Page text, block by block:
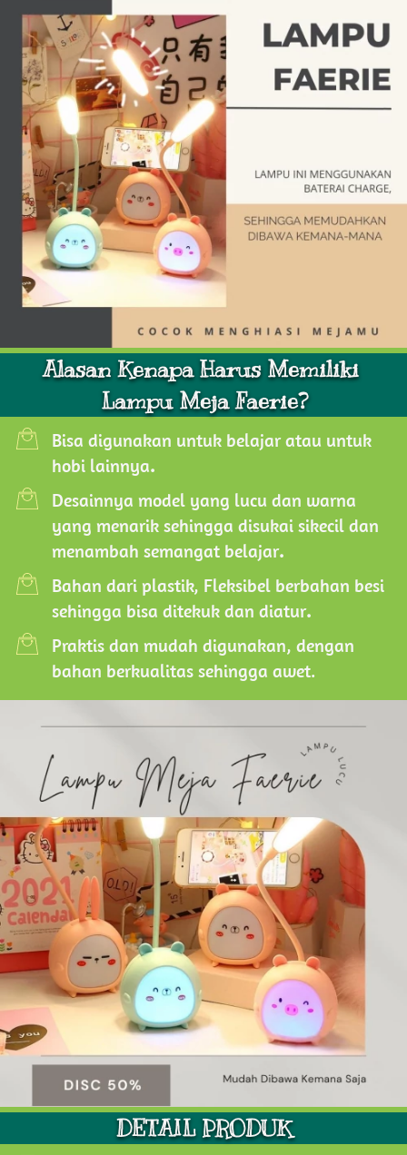
Alasan Kenapa Harus Memiliki
Lampu Meja Faerie?
Bisa digunakan untuk belajar atau untuk
hobi lainnya.
Desainnya model yang lucu dan warna
yang menarik sehingga disukai sikecil dan
menambah semangat belajar.
Bahan dari plastik, Fleksibel berbahan besi
sehingga bisa ditekuk dan diatur.
Praktis dan mudah digunakan, dengan
bahan berkualitas sehingga awet.
DETAIL PRODUK